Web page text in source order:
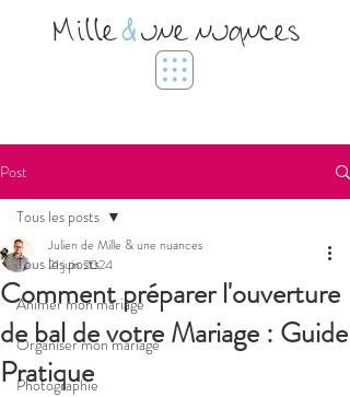
Mille&une nuances
Post
Tous les posts
Animer mon mariage
Organiser mon mariage
Photographie
Tous les posts
Comment préparer l'ouverture
de bal de votre Mariage : Guide
Pratique
Julien de Mille & une nuances
21 juin 2024